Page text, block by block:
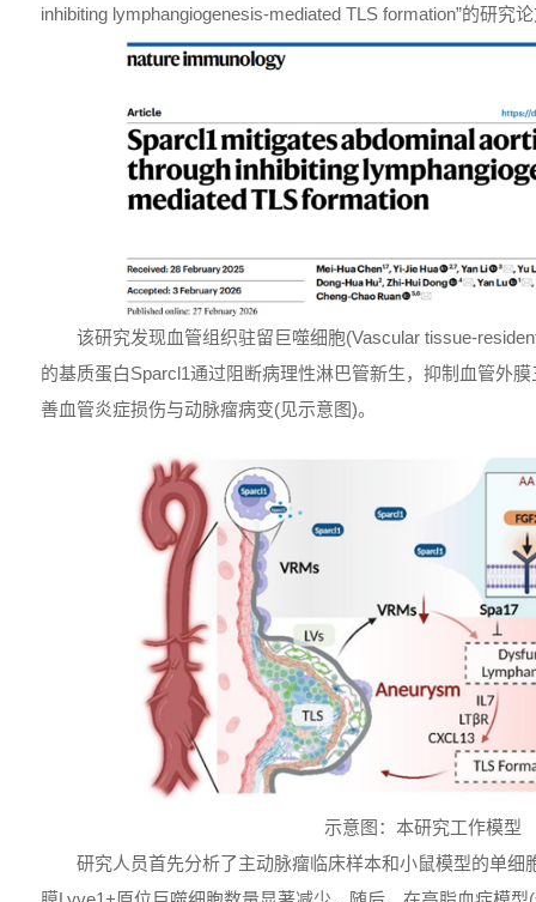
inhibiting lymphangiogenesis-mediated TLS formation”的研究
该研究发现血管组织驻留巨噬细胞(Vascular tissue-
的基质蛋白Sparcl1通过阻断病理性淋巴管新生，抑制血管外
善血管炎症损伤与动脉瘤病变(见示意图)。
示意图：本研究工作模型
研究人员首先分析了主动脉瘤临床样本和小鼠模型的单细